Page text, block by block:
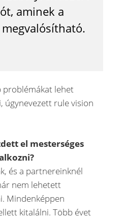
aminek a
problémákat lehet
úgynevezett rule vision
el mesterséges
és a partnereinknél
nem lehetett
Mindenképpen
kitalálni. Több évet